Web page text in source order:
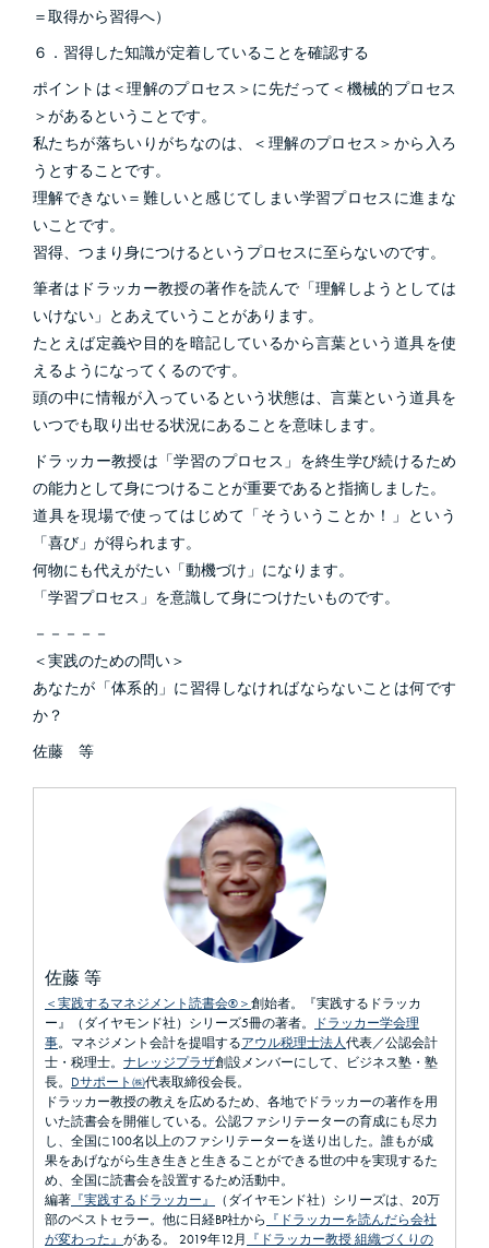
＝取得から習得へ）
６．習得した知識が定着していることを確認する
ポイントは＜理解のプロセス＞に先だって＜機械的プロセス
＞があるということです。
私たちが落ちいりがちなのは、＜理解のプロセス＞から入ろ
うとすることです。
理解できない＝難しいと感じてしまい学習プロセスに進まな
いことです。
習得、つまり身につけるというプロセスに至らないのです。
筆者はドラッカー教授の著作を読んで「理解しようとしては
いけない」とあえていうことがあります。
たとえば定義や目的を暗記しているから言葉という道具を使
えるようになってくるのです。
頭の中に情報が入っているという状態は、言葉という道具を
いつでも取り出せる状況にあることを意味します。
ドラッカー教授は「学習のプロセス」を終生学び続けるため
の能力として身につけることが重要であると指摘しました。
道具を現場で使ってはじめて「そういうことか！」という
「喜び」が得られます。
何物にも代えがたい「動機づけ」になります。
「学習プロセス」を意識して身につけたいものです。
－－－－－
＜実践のための問い＞
あなたが「体系的」に習得しなければならないことは何です
か？
佐藤 等
佐藤 等
＜実践するマネジメント読書会®＞創始者。『実践するドラッカ
ー』（ダイヤモンド社）シリーズ5冊の著者。
ドラッカー学会理
事。マネジメント会計を提唱するアウル税理士法人代表／公認会計
士・税理士。 ナレッジプラザ創設メンバーにして、ビジネス塾・塾
長。 Dサポート㈱代表取締役会長。
ドラッカー教授の教えを広めるため、各地でドラッカーの著作を用
いた読書会を開催している。公認ファシリテーターの育成にも尽力
し、全国に100名以上のファシリテーターを送り出した。誰もが成
果をあげながら生き生きと生きることができる世の中を実現するた
め、全国に読書会を設置するため活動中。
編著 『実践するドラッカー』
（ダイヤモンド社）シリーズは、20万
部のベストセラー。他に日経BP社から 『ドラッカーを読んだら会社
が変わった』 がある。 2019年12月 『ドラッカー教授 組織づくりの